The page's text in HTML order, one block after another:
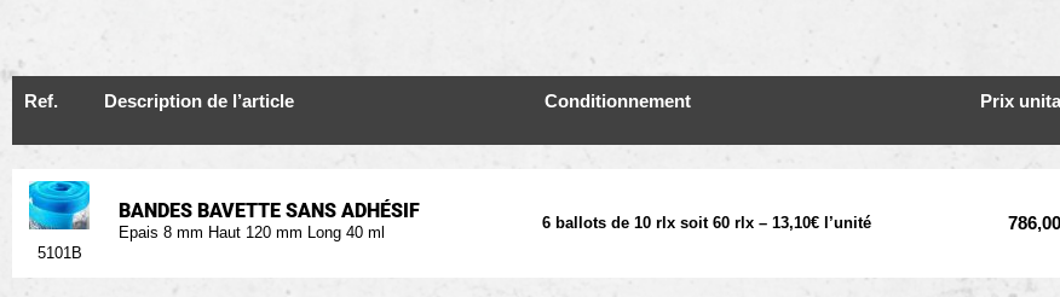
Ref. Description de l’article Conditionnement Prix
5101B
BANDES BAVETTE SANS ADHÉSIF
Epais 8 mm Haut 120 mm Long 40 ml
6 ballots de 10 rlx soit 60 rlx – 13,10€ l’unité 786,00